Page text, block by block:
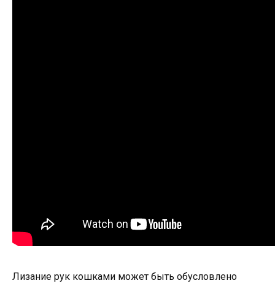
Лизание рук кошками может быть обусловлено